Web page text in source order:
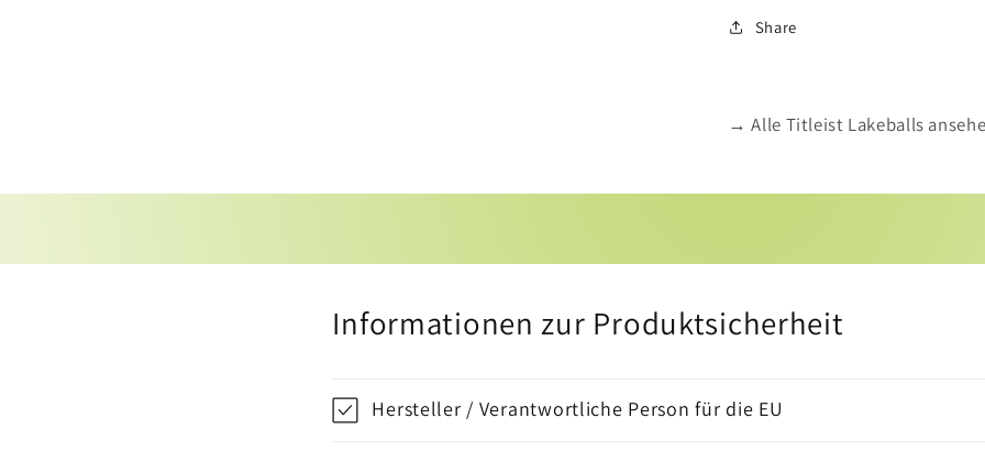
Share
→ Alle Titleist Lakeballs
Informationen zur Produktsicherheit
Hersteller / Verantwortliche Person für die EU